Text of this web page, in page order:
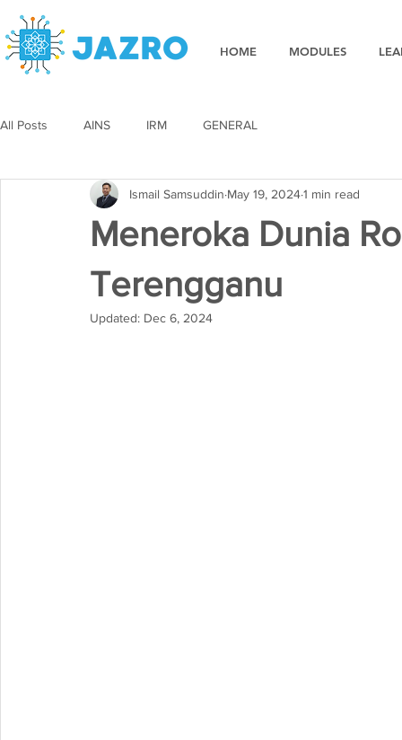
HOME MODULES
All Posts AINS IRM GENERAL
Meneroka Dunia
Terengganu
Ismail Samsuddin May 19, 20241 min read
Updated: Dec 6, 2024